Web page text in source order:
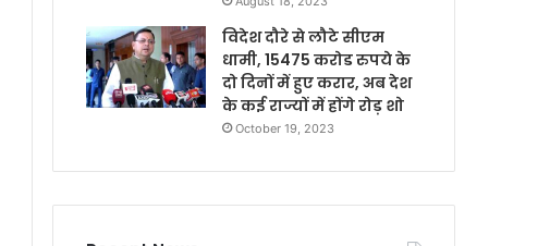
विदेश दौरे से लौटे सीएम
धामी, 15475 करोड रुपये के
दो दिनों में हुए करार, अब देश
के कई राज्यों में होंगे रोड़ शो
October 19, 2023